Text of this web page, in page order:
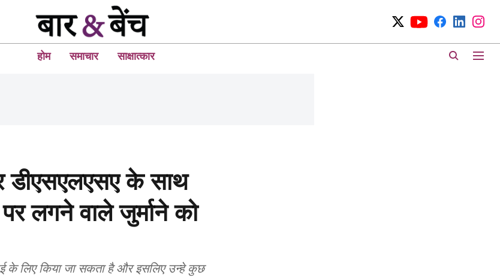
होम समाचार साक्षात्कार
डीएसएलएसए के साथ
लगने वाले जुर्माने को
के लिए किया जा सकता है और इसलिए उन्हे कुछ